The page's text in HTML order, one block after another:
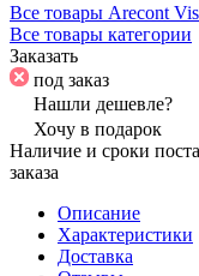
Все товары Arecont
Все товары категории
Заказать
под заказ
Нашли дешевле?
Хочу в подарок
Наличие и сроки
заказа
Описание
Характеристики
Доставка